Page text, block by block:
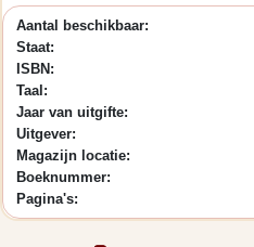
Aantal beschikbaar:
Staat:
ISBN:
Taal:
Jaar van uitgifte:
Uitgever:
Magazijn locatie:
Boeknummer:
Pagina's: